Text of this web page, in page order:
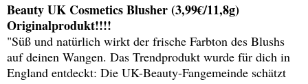
Beauty UK Cosmetics Blusher (3,99€/11,8g)
Originalprodukt!!!!
"Süß und natürlich wirkt der frische Farbton des Blushs
auf deinen Wangen. Das Trendprodukt wurde für dich in
England entdeckt: Die UK-Beauty-Fangemeinde schätzt